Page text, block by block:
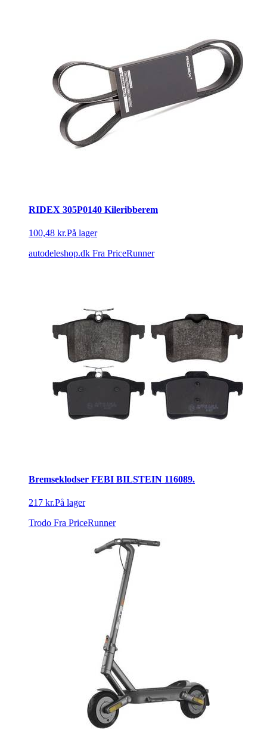
RIDEX 305P0140 Kileribberem
100,48 kr.På lager
autodeleshop.dk Fra PriceRunner
Bremseklodser FEBI BILSTEIN 116089.
217 kr.På lager
Trodo Fra PriceRunner